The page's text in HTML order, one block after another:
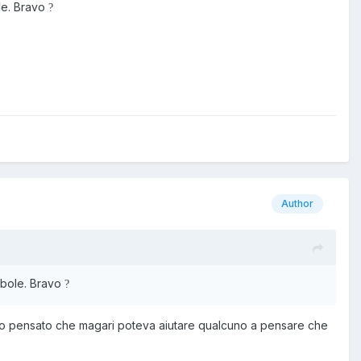
Bravo ?
Author
Bravo ?
che magari poteva aiutare qualcuno a pensare che